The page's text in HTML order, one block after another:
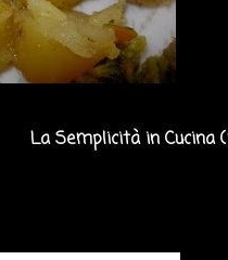
La Semplicità in Cucina